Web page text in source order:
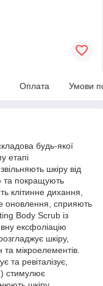
Оплата Умови
будь-якої
етапі
шкіру від
та покращують
клітинне дихання,
оновлення, сприяють
Body Scrub із
ексфоліацію
шкіру,
мікроелементів.
та ревіталізує,
стимулює